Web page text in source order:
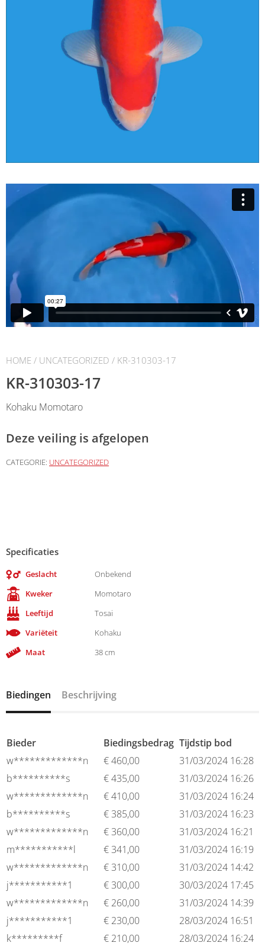
HOME / UNCATEGORIZED / KR-310303-17
KR-310303-17
Kohaku Momotaro
Deze veiling is afgelopen
CATEGORIE: UNCATEGORIZED
Specificaties
Geslacht
Onbekend
Kweker
Momotaro
Leeftijd
Tosai
Variëteit
Kohaku
Maat
38 cm
Biedingen Beschrijving
Bieder Biedingsbedrag Tijdstip bod
w*************n
€460,00
31/03/2024 16:28
b**********s
€435,00
31/03/2024 16:26
w*************n
€410,00
31/03/2024 16:24
b**********s
€ 385,00
31/03/2024 16:23
w*************n
€ 360,00
31/03/2024 16:21
m***********l
€ 341,00
31/03/2024 16:19
w*************n
€ 310,00
31/03/2024 14:42
j***********1
€ 300,00
30/03/2024 17:45
w*************n
€ 260,00
31/03/2024 14:39
j***********1
€ 230,00
28/03/2024 16:51
k*********f
€ 210,00
28/03/2024 16:24